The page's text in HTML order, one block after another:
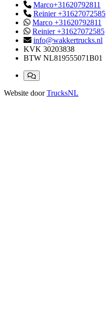
Marco+31620792811
Reinier +31627072585
Marco +31620792811
Reinier +31627072585
info@wakkertrucks.nl
KVK 30203838
BTW NL819555071B01
Website door TrucksNL